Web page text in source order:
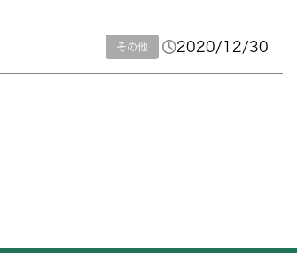
その他 2020/12/30